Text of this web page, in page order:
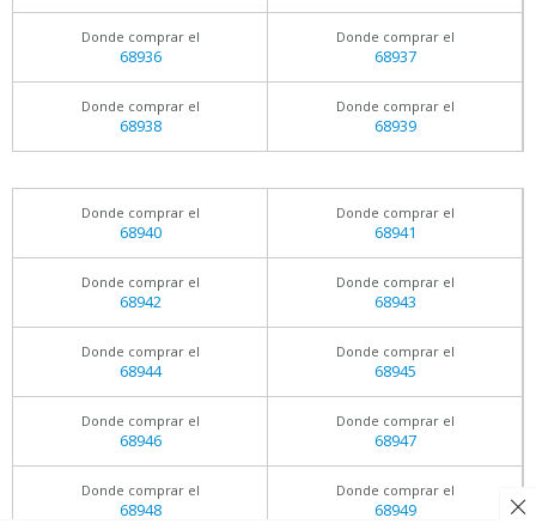
Donde comprar el
68936
Donde comprar el
68937
Donde comprar el
68938
Donde comprar el
68939
Donde comprar el
68940
Donde comprar el
68941
Donde comprar el
68942
Donde comprar el
68943
Donde comprar el
68944
Donde comprar el
68945
Donde comprar el
68946
Donde comprar el
68947
Donde comprar el
68948
Donde comprar el
68949